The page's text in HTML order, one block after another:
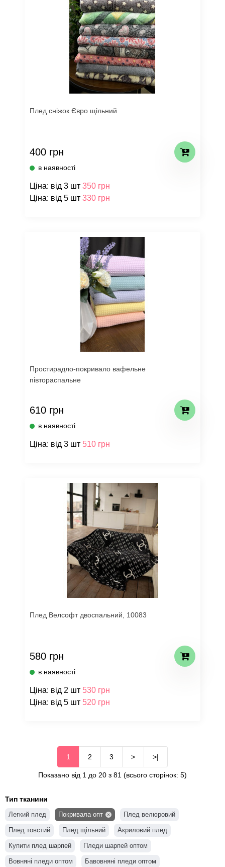
Плед сніжок Євро щільний
400 грн
в наявності
Ціна: від 3 шт 350 грн
Ціна: від 5 шт 330 грн
Простирадло-покривало вафельне
півтораспальне
610 грн
в наявності
Ціна: від 3 шт 510 грн
Плед Велсофт двоспальний, 10083
580 грн
в наявності
Ціна: від 2 шт 530 грн
Ціна: від 5 шт 520 грн
1 2 3 > >|
Показано від 1 до 20 з 81 (всього сторінок: 5)
Тип тканини
Легкий плед Покривала опт Плед велюровий
Плед товстий Плед щільний Акриловий плед
Купити плед шарпей Пледи шарпей оптом
Вовняні пледи оптом Бавовняні пледи оптом